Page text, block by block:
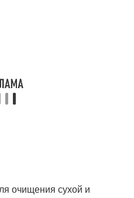
очищения сухой и